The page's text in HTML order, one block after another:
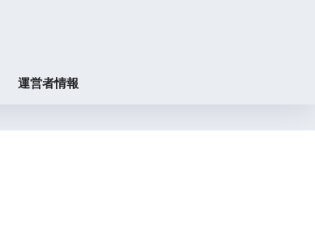
運営者情報